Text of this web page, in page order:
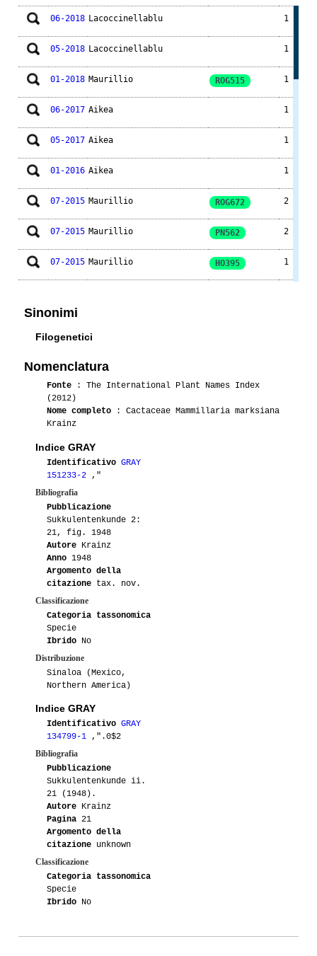
06-2018 Lacoccinellablu 1
05-2018 Lacoccinellablu 1
01-2018 Maurillio ROG515 1
06-2017 Aikea 1
05-2017 Aikea 1
01-2016 Aikea 1
07-2015 Maurillio ROG672 2
07-2015 Maurillio PN562 2
07-2015 Maurillio HO395 1
03-2015 Ento HO397
07-2014 Leonardo
06-2014 Maurillio
04-2014 Edus
03-2014 Antonietta
06-2013 Robertone
04-2013 Edus
01-2012
04-2012
02-2012
06-2011 Speluc47
04-2011 Lacoccinellablu
07-2010
07-2010 Patra
07-2010 Maurillio
05-2010 Lacoccinellablu
04-2010 Ilga
06-2009 Annina
Sinonimi
Filogenetici
Nomenclatura
Fonte : The International Plant Names Index
(2012)
Nome completo : Cactaceae Mammillaria marksiana
Krainz
Indice GRAY
Identificativo GRAY
151233-2 ,"
Bibliografia
Pubblicazione
Sukkulentenkunde 2:
21, fig. 1948
Autore Krainz
Anno 1948
Argomento della
citazione tax. nov.
Classificazione
Categoria tassonomica
Specie
Ibrido No
Distribuzione
Sinaloa (Mexico,
Northern America)
Indice GRAY
Identificativo GRAY
134799-1 ,".0$2
Bibliografia
Pubblicazione
Sukkulentenkunde ii.
21 (1948).
Autore Krainz
Pagina 21
Argomento della
citazione unknown
Classificazione
Categoria tassonomica
Specie
Ibrido No